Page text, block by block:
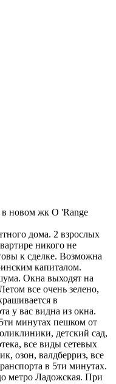
новом жк O 'Range
дома. 2 взрослых
никого не
к сделке. Возможна
капиталом.
Окна выходят на
все очень зелено,
в
у вас видна из окна.
минутах пешком от
детский сад,
все виды сетевых
озон, валдберриз, все
в 5ти минутах.
метро Ладожская. При